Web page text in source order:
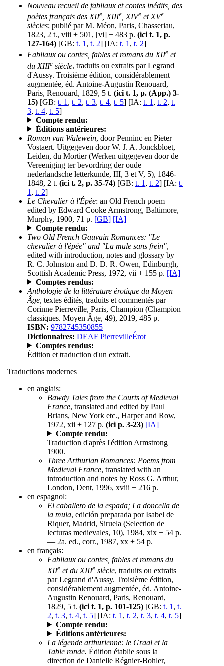
Nouveau recueil de fabliaux et contes inédits, des
poètes français des XIIe , XIIIe , XIVe et XVe
siècles; publié par M. Méon, Paris, Chasseriau,
1823, 2 t., viii + 501, [vi] + 483 p. (ici t. 1, p.
127-164) [GB: t. 1 , t. 2] [IA: t. 1 , t. 2]
Fabliaux ou contes, fables et romans du XIIe et
du XIIIe siècle, traduits ou extraits par Legrand
d'Aussy. Troisième édition, considérablement
augmentée, éd. Antoine-Augustin Renouard,
Paris, Renouard, 1829, 5 t. (ici t. 1, p. (App.) 3-
15) [GB: t. 1 , t. 2, t. 3, t. 4, t. 5] [IA: t. 1 , t. 2, t.
3, t. 4, t. 5]
Compte rendu:
Éditions antérieures:
Roman van Walewein, door Penninc en Pieter
Vostaert. Uitgegeven door W. J. A. Jonckbloet,
Leiden, du Mortier (Werken uitgegeven door de
Vereeniging ter bevordring der oude
nederlandsche letterkunde, III, 3 et V, 5), 1846-
1848, 2 t. (ici t. 2, p. 35-74) [GB: t. 1 , t. 2] [IA: t.
1 , t. 2]
Le Chevalier à l'Épée: an Old French poem
edited by Edward Cooke Armstrong, Baltimore,
Murphy, 1900, 71 p. [GB] [IA]
Compte rendu:
Two Old French Gauvain Romances: "Le
chevalier à l'épée" and "La mule sans frein",
edited with introduction, notes and glossary by
R. C. Johnston and D. D. R. Owen, Edinburgh,
Scottish Academic Press, 1972, vii + 155 p. [IA]
Comptes rendus:
Anthologie de la littérature érotique du Moyen
Âge, textes édités, traduits et commentés par
Corinne Pierreville, Paris, Champion (Champion
classiques. Moyen Âge, 49), 2019, 485 p.
ISBN: 9782745350855
Dictionnaires: DEAF PierrevilleÉrot
Comptes rendus:
Édition et traduction d'un extrait.
Traductions modernes
en anglais:
Bawdy Tales from the Courts of Medieval
France, translated and edited by Paul
Brians, New York etc., Harper and Row,
1972, xii + 127 p. (ici p. 3-23) [IA]
Compte rendu:
Traduction d'après l'édition Armstrong
1900.
Three Arthurian Romances: Poems from
Medieval France, translated with an
introduction and notes by Ross G. Arthur,
London, Dent, 1996, xviii + 216 p.
en espagnol:
El caballero de la espada; La doncella de
la mula, edición preparada por Isabel de
Riquer, Madrid, Siruela (Selection de
lecturas medievales, 10), 1984, xix + 54 p.
— 2a. ed., corr., 1987, xx + 54 p.
en français:
Fabliaux ou contes, fables et romans du
XIIe et du XIIIe siècle, traduits ou extraits
par Legrand d'Aussy. Troisième édition,
considérablement augmentée, éd. Antoine-
Augustin Renouard, Paris, Renouard,
1829, 5 t. (ici t. 1, p. 101-125) [GB: t. 1 , t.
2, t. 3, t. 4, t. 5] [IA: t. 1 , t. 2, t. 3, t. 4, t. 5]
Compte rendu:
Éditions antérieures:
La légende arthurienne: le Graal et la
Table ronde. Édition établie sous la
direction de Danielle Régnier-Bohler,